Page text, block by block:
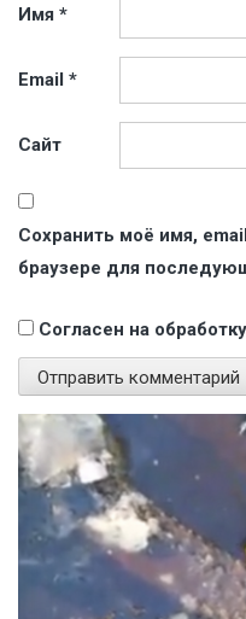
Имя *
Email *
Сайт
Сохранить моё имя,
браузере для
Согласен на